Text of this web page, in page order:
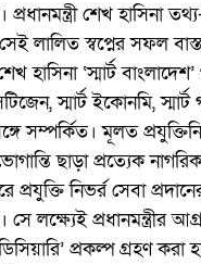
শেখ হাসিনা
লালিত স্বপ্নের সফল
হাসিনা ‘স্মার্ট
স্মার্ট ইকোনমি,
সম্পর্কিত। মূলত
ছাড়া প্রত্যেক
প্রযুক্তি নিভর্র সেবা
লক্ষ্যেই প্রধানমন্ত্রীর
প্রকল্প গ্রহণ